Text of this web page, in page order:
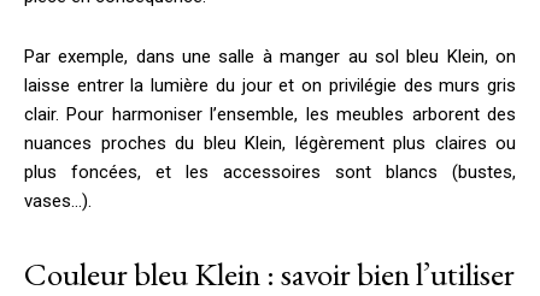
Par exemple, dans une salle à manger au sol bleu Klein, on
laisse entrer la lumière du jour et on privilégie des murs gris
clair. Pour harmoniser l’ensemble, les meubles arborent des
nuances proches du bleu Klein, légèrement plus claires ou
plus foncées, et les accessoires sont blancs (bustes,
vases…).
Couleur bleu Klein : savoir bien l’utiliser